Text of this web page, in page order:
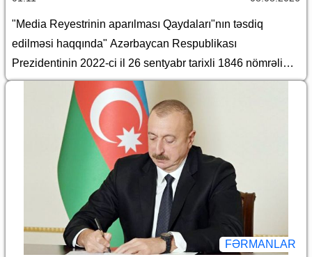
"Media Reyestrinin aparılması Qaydaları"nın təsdiq
edilməsi haqqında" Azərbaycan Respublikası
Prezidentinin 2022-ci il 26 sentyabr tarixli 1846 nömrəli
Fərmanında dəyişiklik edilməsi barədə
FƏRMANLAR